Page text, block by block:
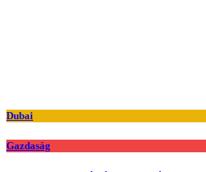
Dubai
Gazdaság